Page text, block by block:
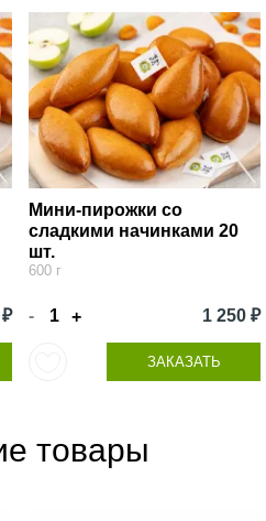
Мини-пирожки со
сладкими начинками 20
шт.
600 г
- + 1 250 ₽
ЗАКАЗАТЬ
товары